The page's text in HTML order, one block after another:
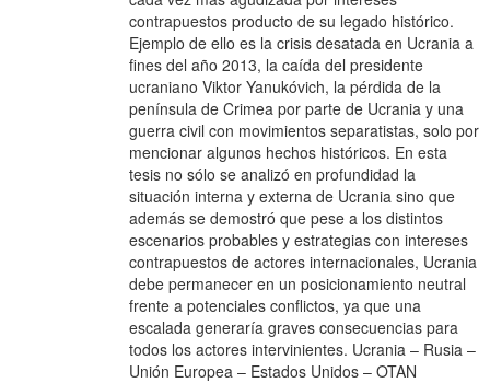
contrapuestos producto de su legado histórico.
Ejemplo de ello es la crisis desatada en Ucrania a
fines del año 2013, la caída del presidente
ucraniano Viktor Yanukóvich, la pérdida de la
península de Crimea por parte de Ucrania y una
guerra civil con movimientos separatistas, solo por
mencionar algunos hechos históricos. En esta
tesis no sólo se analizó en profundidad la
situación interna y externa de Ucrania sino que
además se demostró que pese a los distintos
escenarios probables y estrategias con intereses
contrapuestos de actores internacionales, Ucrania
debe permanecer en un posicionamiento neutral
frente a potenciales conflictos, ya que una
escalada generaría graves consecuencias para
todos los actores intervinientes. Ucrania – Rusia –
Unión Europea – Estados Unidos – OTAN